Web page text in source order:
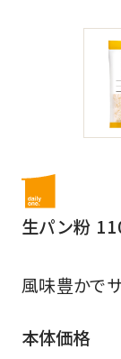
生パン粉
風味豊かで
本体価格